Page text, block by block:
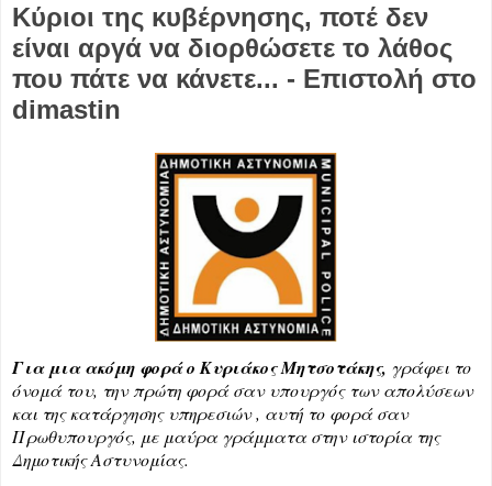
Κύριοι της κυβέρνησης, ποτέ δεν
είναι αργά να διορθώσετε το λάθος
που πάτε να κάνετε... - Επιστολή στο
dimastin
Για μια ακόμη φορά ο Κυριάκος Μητσοτάκης, γράφει το
όνομά του, την πρώτη φορά σαν υπουργός των απολύσεων
και της κατάργησης υπηρεσιών , αυτή το φορά σαν
Πρωθυπουργός, με μαύρα γράμματα στην ιστορία της
Δημοτικής Αστυνομίας.